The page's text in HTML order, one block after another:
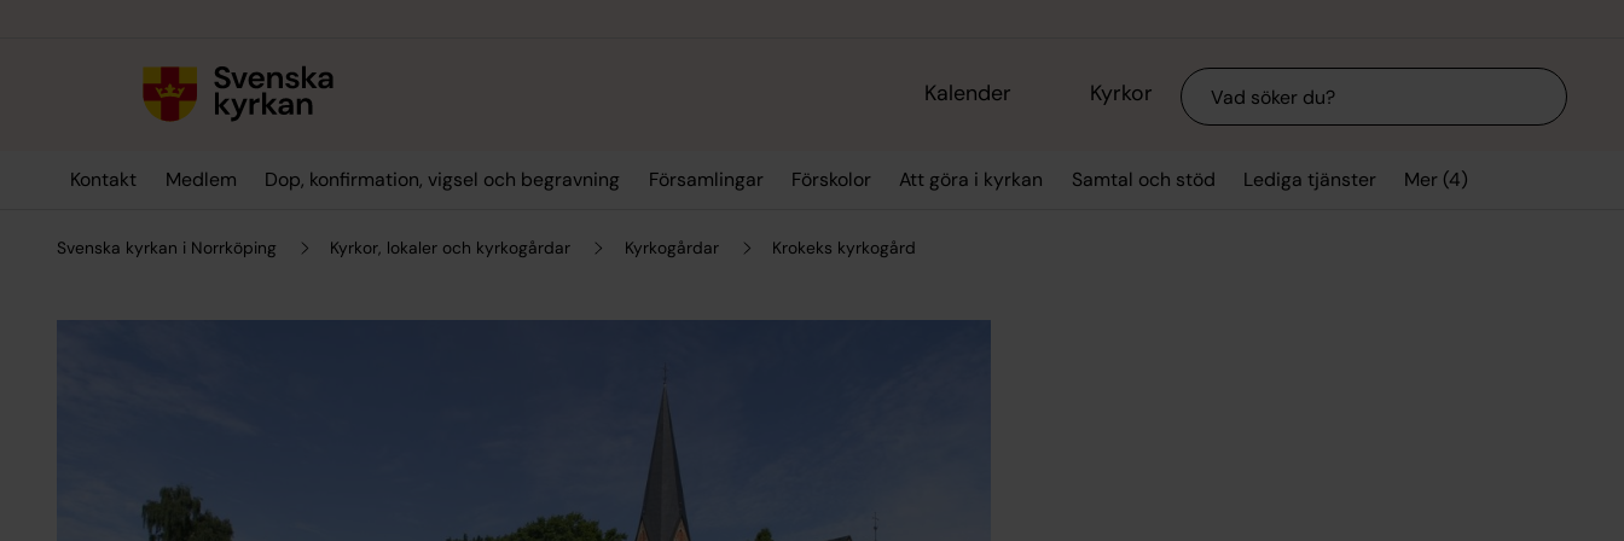
Kalender Kyrkor Sök
Kontakt Medlem Dop, konfirmation, vigsel och begravning Församlingar Förskolor Att göra i kyrkan Samtal och stöd Lediga tjänster Mer (4)
Svenska kyrkan i Norrköping Kyrkor, lokaler och kyrkogårdar Kyrkogårdar Krokeks kyrkogård